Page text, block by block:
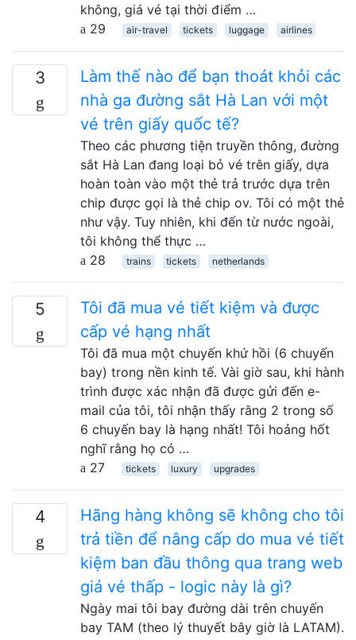
không, giá vé tại thời điểm …
29
air-travel tickets luggage airlines
3
Làm thế nào để bạn thoát khỏi các
nhà ga đường sắt Hà Lan với một
vé trên giấy quốc tế?
Theo các phương tiện truyền thông, đường
sắt Hà Lan đang loại bỏ vé trên giấy, dựa
hoàn toàn vào một thẻ trả trước dựa trên
chip được gọi là thẻ chip ov. Tôi có một thẻ
như vậy. Tuy nhiên, khi đến từ nước ngoài,
tôi không thể thực …
28
trains tickets netherlands
5
Tôi đã mua vé tiết kiệm và được
cấp vé hạng nhất
Tôi đã mua một chuyến khứ hồi (6 chuyến
bay) trong nền kinh tế. Vài giờ sau, khi hành
trình được xác nhận đã được gửi đến e-
mail của tôi, tôi nhận thấy rằng 2 trong số
6 chuyến bay là hạng nhất! Tôi hoảng hốt
nghĩ rằng họ có …
27
tickets luxury upgrades
4
Hãng hàng không sẽ không cho tôi
trả tiền để nâng cấp do mua vé tiết
kiệm ban đầu thông qua trang web
giá vé thấp - logic này là gì?
Ngày mai tôi bay đường dài trên chuyến
bay TAM (theo lý thuyết bây giờ là LATAM).